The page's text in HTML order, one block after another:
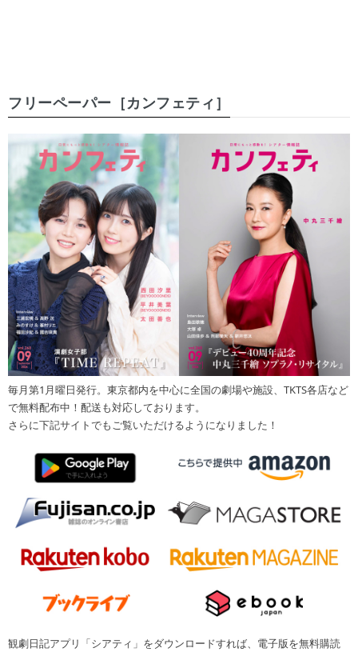
フリーペーパー［カンフェティ］
毎月第1月曜日発行。東京都内を中心に全国の劇場や施設、TKTS各店など
で無料配布中！配送も対応しております。
さらに下記サイトでもご覧いただけるようになりました！
観劇日記アプリ「シアティ」をダウンロードすれば、電子版を無料購読